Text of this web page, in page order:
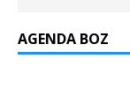
AGENDA BOZ